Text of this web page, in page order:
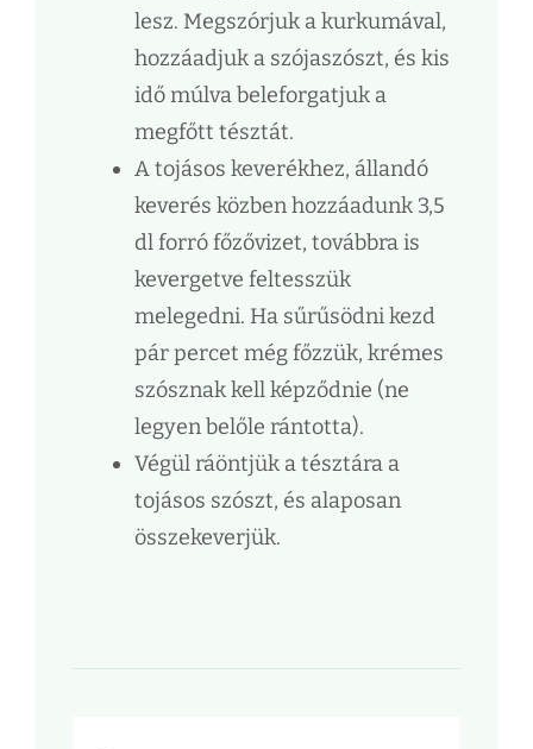
lesz. Megszórjuk a kurkumával,
hozzáadjuk a szójaszószt, és kis
idő múlva beleforgatjuk a
megfőtt tésztát.
A tojásos keverékhez, állandó
keverés közben hozzáadunk 3,5
dl forró főzővizet, továbbra is
kevergetve feltesszük
melegedni. Ha sűrűsödni kezd
pár percet még főzzük, krémes
szósznak kell képződnie (ne
legyen belőle rántotta).
Végül ráöntjük a tésztára a
tojásos szószt, és alaposan
összekeverjük.